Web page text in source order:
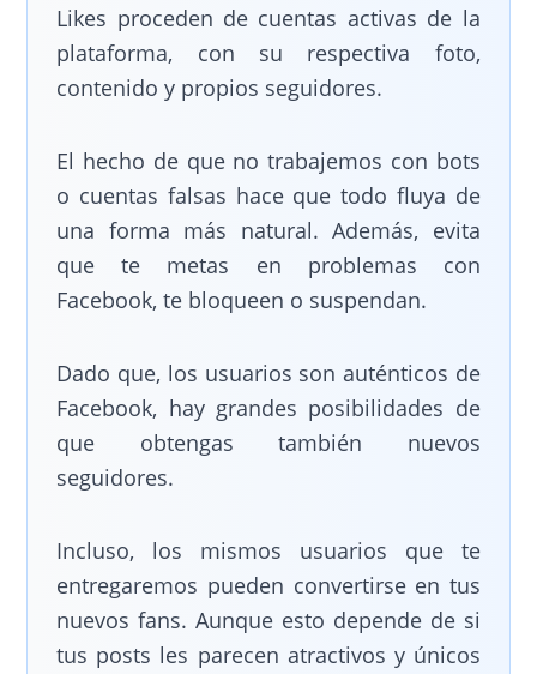
Likes proceden de cuentas activas de la
plataforma, con su respectiva foto,
contenido y propios seguidores.
El hecho de que no trabajemos con bots
o cuentas falsas hace que todo fluya de
una forma más natural. Además, evita
que te metas en problemas con
Facebook, te bloqueen o suspendan.
Dado que, los usuarios son auténticos de
Facebook, hay grandes posibilidades de
que obtengas también nuevos
seguidores.
Incluso, los mismos usuarios que te
entregaremos pueden convertirse en tus
nuevos fans. Aunque esto depende de si
tus posts les parecen atractivos y únicos